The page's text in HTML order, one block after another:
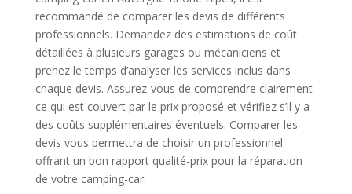
recommandé de comparer les devis de différents
professionnels. Demandez des estimations de coût
détaillées à plusieurs garages ou mécaniciens et
prenez le temps d’analyser les services inclus dans
chaque devis. Assurez-vous de comprendre clairement
ce qui est couvert par le prix proposé et vérifiez s’il y a
des coûts supplémentaires éventuels. Comparer les
devis vous permettra de choisir un professionnel
offrant un bon rapport qualité-prix pour la réparation
de votre camping-car.